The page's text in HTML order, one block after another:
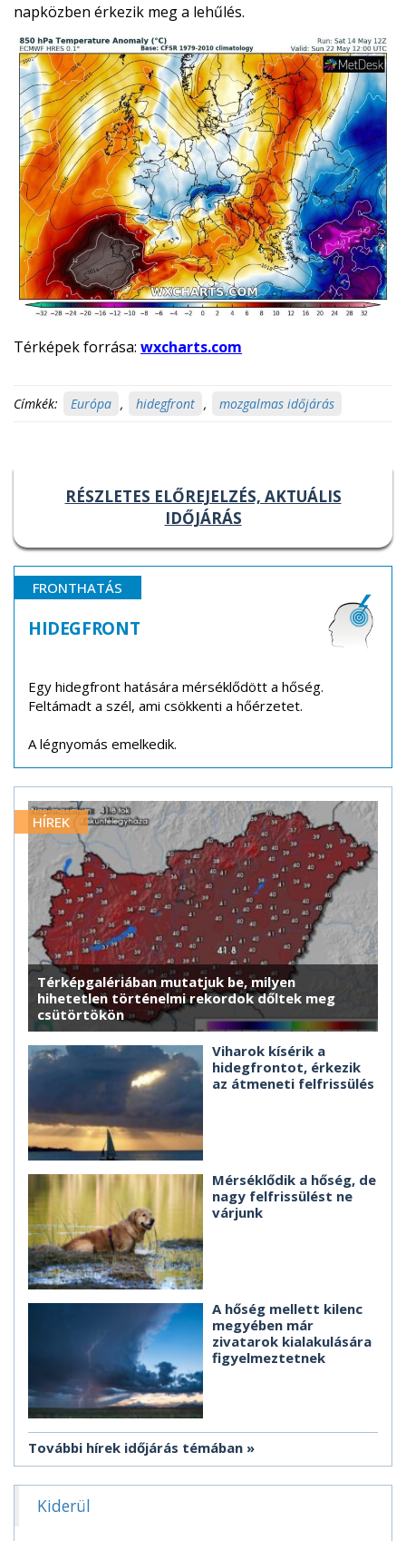
napközben érkezik meg a lehűlés.
Térképek forrása: wxcharts.com
Címkék: Európa , hidegfront , mozgalmas időjárás
RÉSZLETES ELŐREJELZÉS, AKTUÁLIS
IDŐJÁRÁS
FRONTHATÁS
HIDEGFRONT
Egy hidegfront hatására mérséklődött a hőség.
Feltámadt a szél, ami csökkenti a hőérzetet.
A légnyomás emelkedik.
HÍREK
Térképgalériában mutatjuk be, milyen
hihetetlen történelmi rekordok dőltek meg
csütörtökön
Viharok kísérik a
hidegfrontot, érkezik
az átmeneti felfrissülés
Mérséklődik a hőség, de
nagy felfrissülést ne
várjunk
A hőség mellett kilenc
megyében már
zivatarok kialakulására
figyelmeztetnek
További hírek időjárás témában
Kiderül